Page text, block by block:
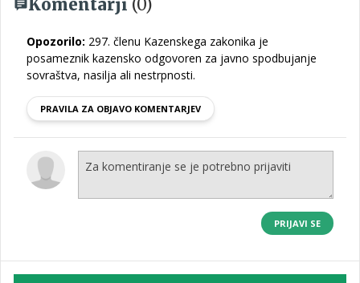
Komentarji (0)
Opozorilo: 297. členu Kazenskega zakonika je
posameznik kazensko odgovoren za javno spodbujanje
sovraštva, nasilja ali nestrpnosti.
PRAVILA ZA OBJAVO KOMENTARJEV
PRIJAVI SE